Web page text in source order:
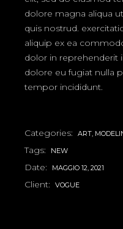
dolore magna aliqua
quis nostrud.
aliquip ex ea
dolor in reprehenderit
dolore eu fugiat nulla
tempor incididunt.
Categories: ART
Tags: NEW
Date: MAGGIO 12, 2021
Client: VOGUE